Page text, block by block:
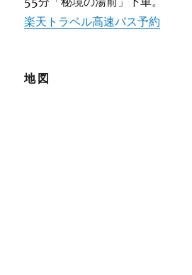
楽天トラベル高速バス予約
地図